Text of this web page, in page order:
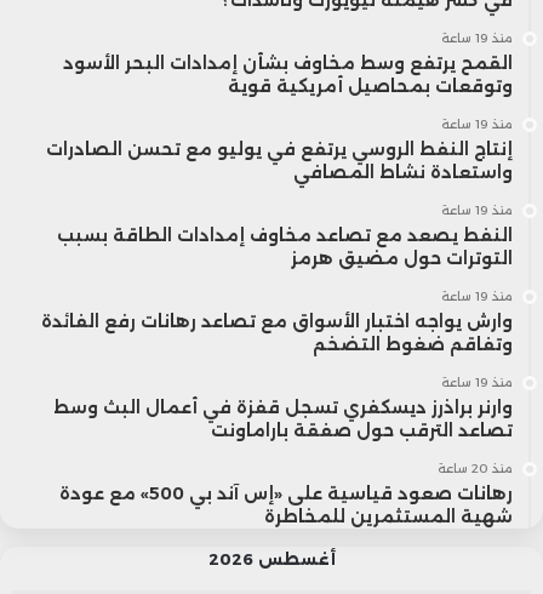
منذ 19 ساعة
القمح يرتفع وسط مخاوف بشأن إمدادات البحر الأسود
وتوقعات بمحاصيل أمريكية قوية
منذ 19 ساعة
إنتاج النفط الروسي يرتفع في يوليو مع تحسن الصادرات
واستعادة نشاط المصافي
منذ 19 ساعة
النفط يصعد مع تصاعد مخاوف إمدادات الطاقة بسبب
التوترات حول مضيق هرمز
منذ 19 ساعة
وارش يواجه اختبار الأسواق مع تصاعد رهانات رفع الفائدة
وتفاقم ضغوط التضخم
منذ 19 ساعة
وارنر براذرز ديسكفري تسجل قفزة في أعمال البث وسط
تصاعد الترقب حول صفقة باراماونت
منذ 20 ساعة
رهانات صعود قياسية على «إس آند بي 500» مع عودة
شهية المستثمرين للمخاطرة
أغسطس 2026